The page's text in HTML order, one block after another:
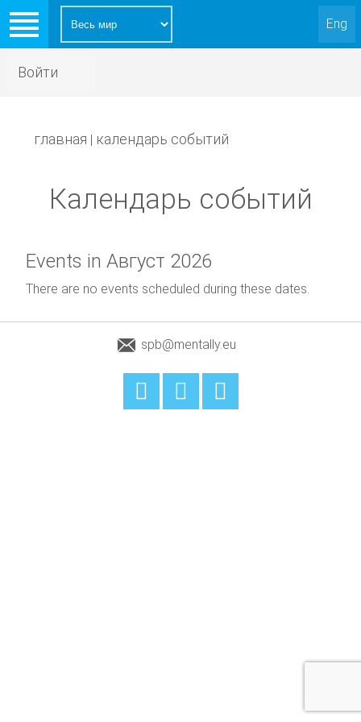
Eng
Войти
главная | календарь событий
Календарь событий
Events in Август 2026
There are no events scheduled during these dates.
spb@mentally.eu